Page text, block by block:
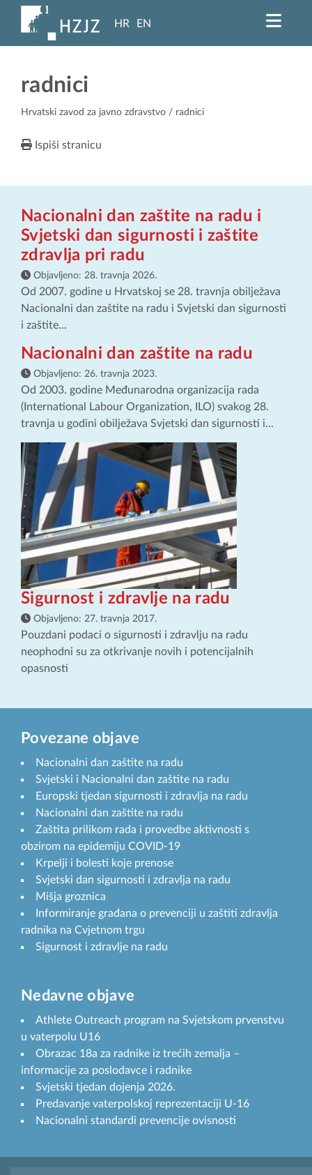
HR EN
radnici
Hrvatski zavod za javno zdravstvo / radnici
Ispiši stranicu
Nacionalni dan zaštite na radu i
Svjetski dan sigurnosti i zaštite
zdravlja pri radu
Objavljeno: 28. travnja 2026.
Od 2007. godine u Hrvatskoj se 28. travnja obilježava
Nacionalni dan zaštite na radu i Svjetski dan sigurnosti
i zaštite...
Nacionalni dan zaštite na radu
Objavljeno: 26. travnja 2023.
Od 2003. godine Međunarodna organizacija rada
(International Labour Organization, ILO) svakog 28.
travnja u godini obilježava Svjetski dan sigurnosti i...
Sigurnost i zdravlje na radu
Objavljeno: 27. travnja 2017.
Pouzdani podaci o sigurnosti i zdravlju na radu
neophodni su za otkrivanje novih i potencijalnih
opasnosti
Povezane objave
Nacionalni dan zaštite na radu
Svjetski i Nacionalni dan zaštite na radu
Europski tjedan sigurnosti i zdravlja na radu
Nacionalni dan zaštite na radu
Zaštita prilikom rada i provedbe aktivnosti s
obzirom na epidemiju COVID-19
Krpelji i bolesti koje prenose
Svjetski dan sigurnosti i zdravlja na radu
Mišja groznica
Informiranje građana o prevenciji u zaštiti zdravlja
radnika na Cvjetnom trgu
Sigurnost i zdravlje na radu
Nedavne objave
Athlete Outreach program na Svjetskom prvenstvu
u vaterpolu U16
Obrazac 18a za radnike iz trećih zemalja –
informacije za poslodavce i radnike
Svjetski tjedan dojenja 2026.
Predavanje vaterpolskoj reprezentaciji U-16
Nacionalni standardi prevencije ovisnosti